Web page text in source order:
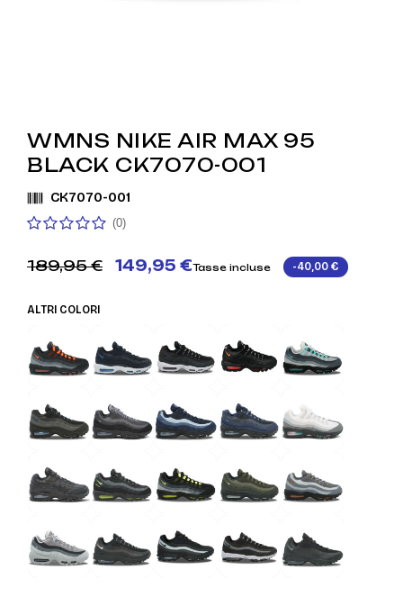
WMNS NIKE AIR MAX 95
BLACK CK7070-001
CK7070-001
(0)
189,95 € 149,95 €Tasse incluse -40,00 €
ALTRI COLORI